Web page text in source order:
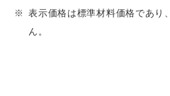
表示価格は標準材料価格であり
ん。